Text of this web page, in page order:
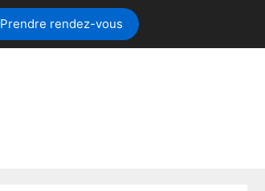
Prendre rendez-vous